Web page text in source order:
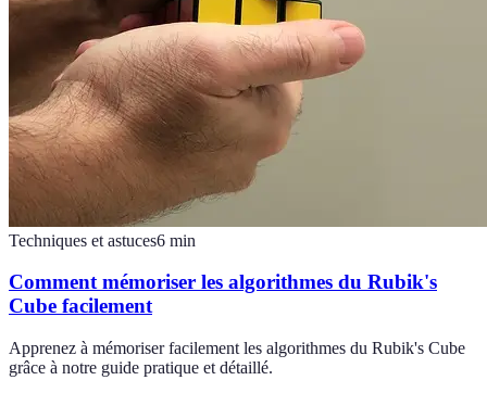
Techniques et astuces6 min
Comment mémoriser les algorithmes du Rubik's
Cube facilement
Apprenez à mémoriser facilement les algorithmes du Rubik's Cube
grâce à notre guide pratique et détaillé.